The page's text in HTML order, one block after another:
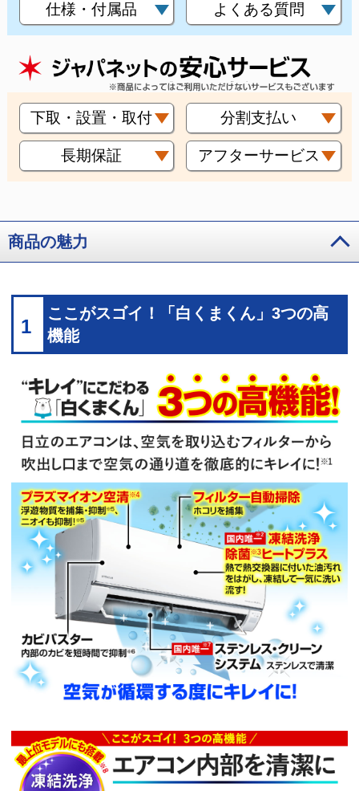
仕様・付属品 よくある質問
下取・設置・取付 分割支払い
長期保証 アフターサービス
商品の魅力
1
ここがスゴイ！「白くまくん」3つの高
機能